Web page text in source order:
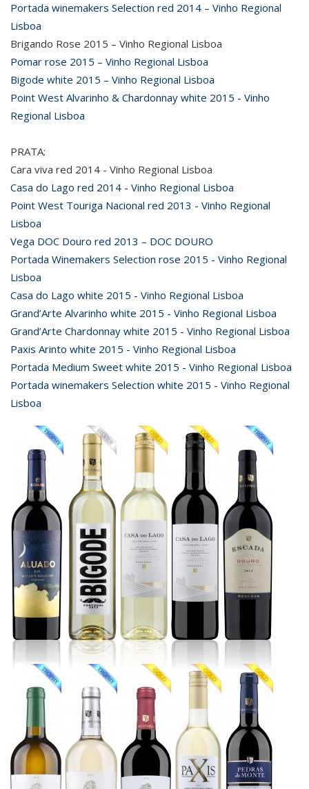
Portada winemakers Selection red 2014 – Vinho Regional
Lisboa
Brigando Rose 2015 – Vinho Regional Lisboa
Pomar rose 2015 – Vinho Regional Lisboa
Bigode white 2015 – Vinho Regional Lisboa
Point West Alvarinho & Chardonnay white 2015 - Vinho
Regional Lisboa
PRATA:
Cara viva red 2014 - Vinho Regional Lisboa
Casa do Lago red 2014 - Vinho Regional Lisboa
Point West Touriga Nacional red 2013 - Vinho Regional
Lisboa
Vega DOC Douro red 2013 – DOC DOURO
Portada Winemakers Selection rose 2015 - Vinho Regional
Lisboa
Casa do Lago white 2015 - Vinho Regional Lisboa
Grand’Arte Alvarinho white 2015 - Vinho Regional Lisboa
Grand’Arte Chardonnay white 2015 - Vinho Regional Lisboa
Paxis Arinto white 2015 - Vinho Regional Lisboa
Portada Medium Sweet white 2015 - Vinho Regional Lisboa
Portada winemakers Selection white 2015 - Vinho Regional
Lisboa